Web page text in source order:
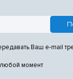
Ваш e-mail
момент